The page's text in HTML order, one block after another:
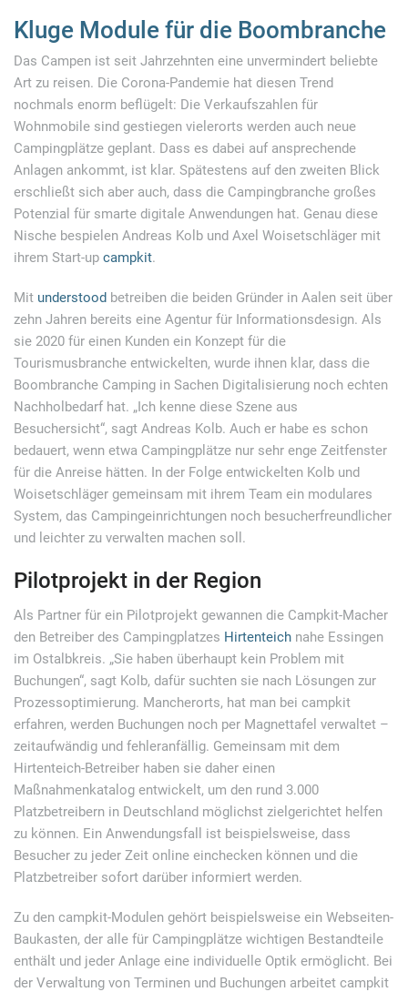
Kluge Module für die Boombranche
Das Campen ist seit Jahrzehnten eine unvermindert beliebte
Art zu reisen. Die Corona-Pandemie hat diesen Trend
nochmals enorm beflügelt: Die Verkaufszahlen für
Wohnmobile sind gestiegen vielerorts werden auch neue
Campingplätze geplant. Dass es dabei auf ansprechende
Anlagen ankommt, ist klar. Spätestens auf den zweiten Blick
erschließt sich aber auch, dass die Campingbranche großes
Potenzial für smarte digitale Anwendungen hat. Genau diese
Nische bespielen Andreas Kolb und Axel Woisetschläger mit
ihrem Start-up campkit.
Mit understood betreiben die beiden Gründer in Aalen seit über
zehn Jahren bereits eine Agentur für Informationsdesign. Als
sie 2020 für einen Kunden ein Konzept für die
Tourismusbranche entwickelten, wurde ihnen klar, dass die
Boombranche Camping in Sachen Digitalisierung noch echten
Nachholbedarf hat. „Ich kenne diese Szene aus
Besuchersicht“, sagt Andreas Kolb. Auch er habe es schon
bedauert, wenn etwa Campingplätze nur sehr enge Zeitfenster
für die Anreise hätten. In der Folge entwickelten Kolb und
Woisetschläger gemeinsam mit ihrem Team ein modulares
System, das Campingeinrichtungen noch besucherfreundlicher
und leichter zu verwalten machen soll.
Pilotprojekt in der Region
Als Partner für ein Pilotprojekt gewannen die Campkit-Macher
den Betreiber des Campingplatzes Hirtenteich nahe Essingen
im Ostalbkreis. „Sie haben überhaupt kein Problem mit
Buchungen“, sagt Kolb, dafür suchten sie nach Lösungen zur
Prozessoptimierung. Mancherorts, hat man bei campkit
erfahren, werden Buchungen noch per Magnettafel verwaltet –
zeitaufwändig und fehleranfällig. Gemeinsam mit dem
Hirtenteich-Betreiber haben sie daher einen
Maßnahmenkatalog entwickelt, um den rund 3.000
Platzbetreibern in Deutschland möglichst zielgerichtet helfen
zu können. Ein Anwendungsfall ist beispielsweise, dass
Besucher zu jeder Zeit online einchecken können und die
Platzbetreiber sofort darüber informiert werden.
Zu den campkit-Modulen gehört beispielsweise ein Webseiten-
Baukasten, der alle für Campingplätze wichtigen Bestandteile
enthält und jeder Anlage eine individuelle Optik ermöglicht. Bei
der Verwaltung von Terminen und Buchungen arbeitet campkit